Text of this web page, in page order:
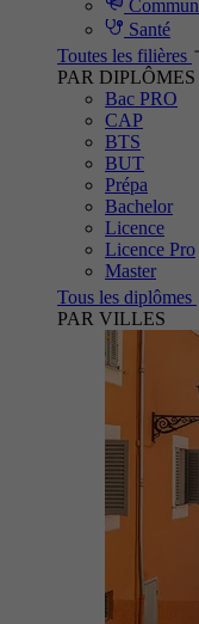
Santé
Toutes les filières
PAR DIPLÔMES
Bac PRO
CAP
BTS
BUT
Prépa
Bachelor
Licence
Licence Pro
Master
Tous les diplômes
PAR VILLES